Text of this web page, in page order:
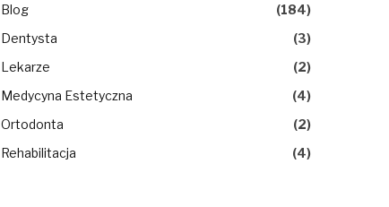
Blog
(184)
Dentysta
(3)
Lekarze
(2)
Medycyna Estetyczna
(4)
Ortodonta
(2)
Rehabilitacja
(4)